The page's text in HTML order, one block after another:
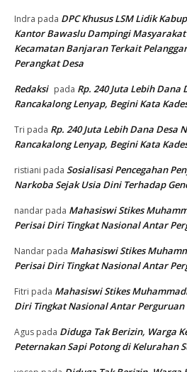
Indra pada DPC Khusus LSM Lidik
Kantor Bawaslu Dampingi
Kecamatan Banjaran Terkait
Perangkat Desa
Redaksi pada Rp. 240 Juta Lebih Dana
Rancakalong Lenyap, Begini Kata
Tri pada Rp. 240 Juta Lebih Dana Desa
Rancakalong Lenyap, Begini Kata
ristiani pada Sosialisasi Pencegahan
Narkoba Sejak Usia Dini Terhadap
nandar pada Mahasiswi Stikes
Perisai Diri Tingkat Nasional Antar
Nandar pada Mahasiswi Stikes
Perisai Diri Tingkat Nasional Antar
Fitri pada Mahasiswi Stikes
Diri Tingkat Nasional Antar Perguruan
Agus pada Diduga Tak Berizin, Warga
Peternakan Sapi Potong di Kelurahan